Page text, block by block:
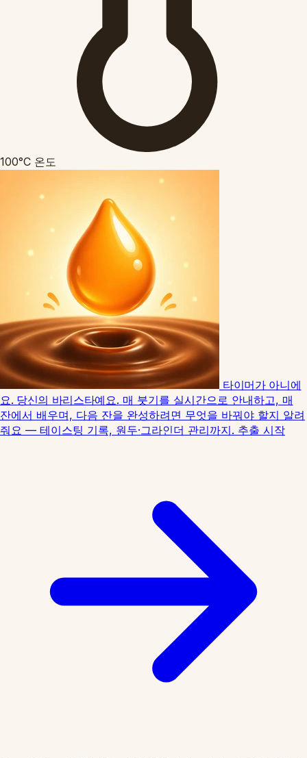
100°C 온도
타이머가 아니에
요. 당신의 바리스타예요. 매 붓기를 실시간으로 안내하고, 매
잔에서 배우며, 다음 잔을 완성하려면 무엇을 바꿔야 할지 알려
줘요 — 테이스팅 기록, 원두·그라인더 관리까지. 추출 시작